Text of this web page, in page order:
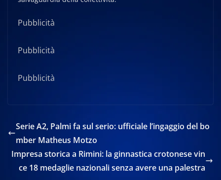
Pubblicità
Pubblicità
Pubblicità
Serie A2, Palmi fa sul serio: ufficiale l’ingaggio del bo
mber Matheus Motzo
Impresa storica a Rimini: la ginnastica crotonese vin
ce 18 medaglie nazionali senza avere una palestra